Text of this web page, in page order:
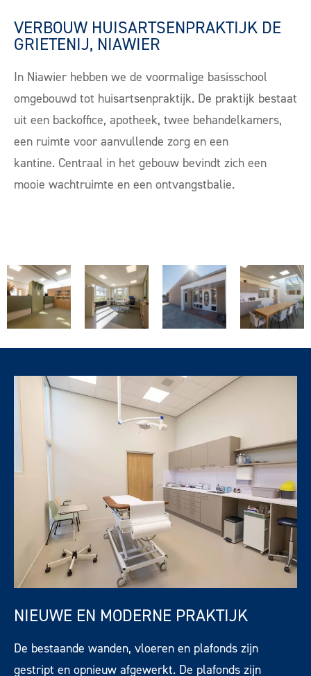
VERBOUW HUISARTSENPRAKTIJK DE
GRIETENIJ, NIAWIER
In Niawier hebben we de voormalige basisschool
omgebouwd tot huisartsenpraktijk. De praktijk bestaat
uit een backoffice, apotheek, twee behandelkamers,
een ruimte voor aanvullende zorg en een
kantine. Centraal in het gebouw bevindt zich een
mooie wachtruimte en een ontvangstbalie.
NIEUWE EN MODERNE PRAKTIJK
De bestaande wanden, vloeren en plafonds zijn
gestript en opnieuw afgewerkt. De plafonds zijn